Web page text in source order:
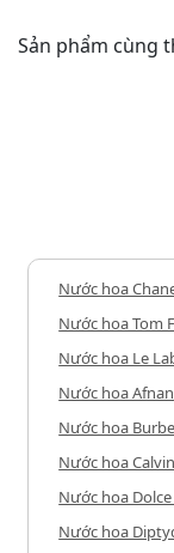
Sản phẩm cùng
Nước hoa
Nước hoa Tom
Nước hoa Le
Nước hoa Afnan
Nước hoa
Nước hoa
Nước hoa
Nước hoa